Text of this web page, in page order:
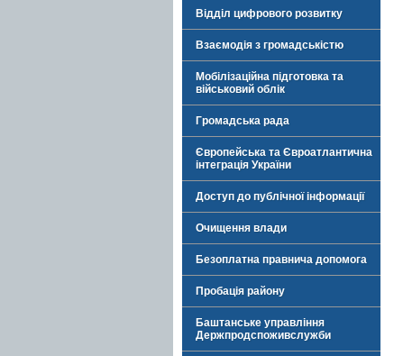
Відділ цифрового розвитку
Взаємодія з громадськістю
Мобілізаційна підготовка та
військовий облік
Громадська рада
Європейська та Євроатлантична
інтеграція України
Доступ до публічної інформації
Очищення влади
Безоплатна правнича допомога
Пробація району
Баштанське управління
Держпродспоживслужби